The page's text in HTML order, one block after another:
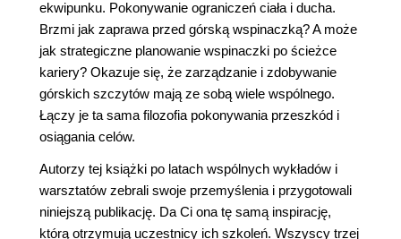
ekwipunku. Pokonywanie ograniczeń ciała i ducha.
Brzmi jak zaprawa przed górską wspinaczką? A może
jak strategiczne planowanie wspinaczki po ścieżce
kariery? Okazuje się, że zarządzanie i zdobywanie
górskich szczytów mają ze sobą wiele wspólnego.
Łączy je ta sama filozofia pokonywania przeszkód i
osiągania celów.
Autorzy tej książki po latach wspólnych wykładów i
warsztatów zebrali swoje przemyślenia i przygotowali
niniejszą publikację. Da Ci ona tę samą inspirację,
którą otrzymują uczestnicy ich szkoleń. Wszyscy trzej